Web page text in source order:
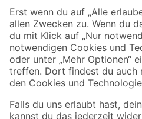
Sicher einkaufen
Jetzt die toom-App herunterladen